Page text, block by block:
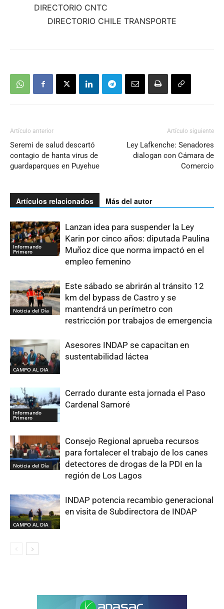
DIRECTORIO CNTC
DIRECTORIO CHILE TRANSPORTE
Artículo anterior
Seremi de salud descartó
contagio de hanta virus de
guardaparques en Puyehue
Artículo siguiente
Ley Lafkenche: Senadores
dialogan con Cámara de
Comercio
Artículos relacionados Más del autor
Informando
Primero
Lanzan idea para suspender la Ley
Karin por cinco años: diputada Paulina
Muñoz dice que norma impactó en el
empleo femenino
Noticia del Día
Este sábado se abrirán al tránsito 12
km del bypass de Castro y se
mantendrá un perímetro con
restricción por trabajos de emergencia
CAMPO AL DIA
Asesores INDAP se capacitan en
sustentabilidad láctea
Informando
Primero
Cerrado durante esta jornada el Paso
Cardenal Samoré
Noticia del Día
Consejo Regional aprueba recursos
para fortalecer el trabajo de los canes
detectores de drogas de la PDI en la
región de Los Lagos
CAMPO AL DIA
INDAP potencia recambio generacional
en visita de Subdirectora de INDAP